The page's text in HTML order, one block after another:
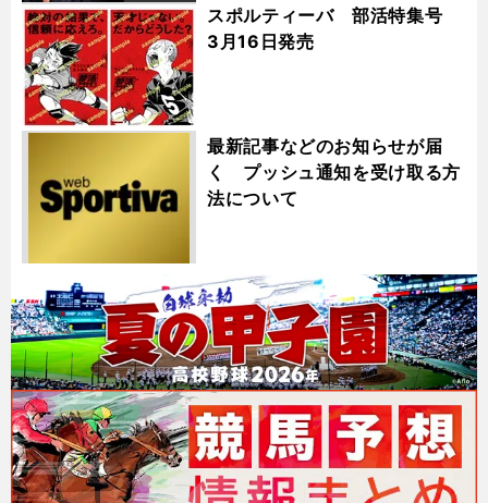
スポルティーバ 部活特集号
3月16日発売
最新記事などのお知らせが届
く プッシュ通知を受け取る方
法について